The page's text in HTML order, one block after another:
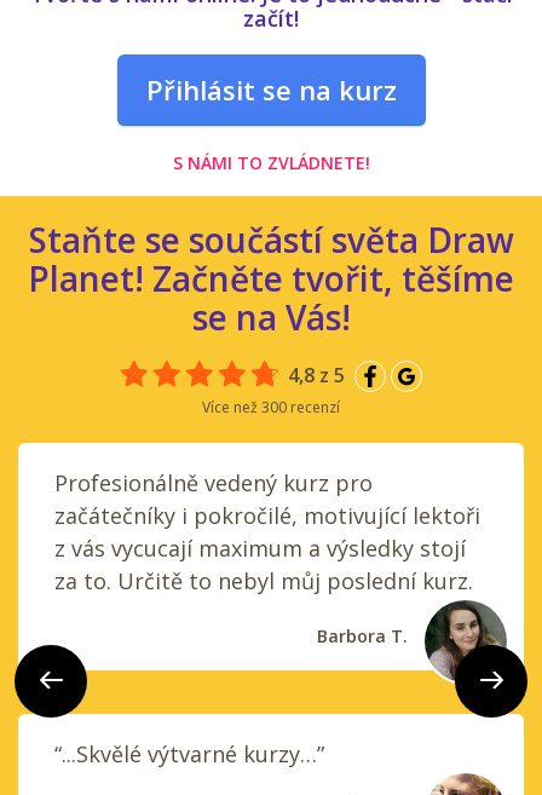
začít!
Přihlásit se na kurz
S NÁMI TO ZVLÁDNETE!
Staňte se součástí světa Draw
Planet! Začněte tvořit, těšíme
se na Vás!
4,8 z 5
Více než 300 recenzí
Předchozí Další
Profesionálně vedený kurz pro
začátečníky i pokročilé, motivující lektoři
z vás vycucají maximum a výsledky stojí
za to. Určitě to nebyl můj poslední kurz.
Barbora T.
“...Skvělé výtvarné kurzy…”